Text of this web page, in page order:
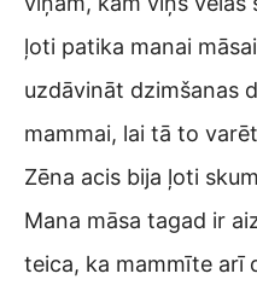
ļoti patika manai
uzdāvināt dzimšanas
mammai, lai tā to
Zēna acis bija ļoti
Mana māsa tagad ir
teica, ka mammīte arī